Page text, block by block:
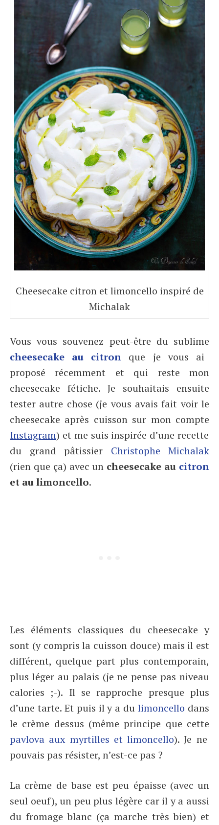
Cheesecake citron et limoncello inspiré de
Michalak
Vous vous souvenez peut-être du sublime
cheesecake au citron que je vous ai
proposé récemment et qui reste mon
cheesecake fétiche. Je souhaitais ensuite
tester autre chose (je vous avais fait voir le
cheesecake après cuisson sur mon compte
Instagram) et me suis inspirée d’une recette
du grand pâtissier Christophe Michalak
(rien que ça) avec un cheesecake au citron
et au limoncello.
Les éléments classiques du cheesecake y
sont (y compris la cuisson douce) mais il est
différent, quelque part plus contemporain,
plus léger au palais (je ne pense pas niveau
calories ;-). Il se rapproche presque plus
d’une tarte. Et puis il y a du limoncello dans
le crème dessus (même principe que cette
pavlova aux myrtilles et limoncello). Je ne
pouvais pas résister, n’est-ce pas ?
La crème de base est peu épaisse (avec un
seul oeuf), un peu plus légère car il y a aussi
du fromage blanc (ça marche très bien) et